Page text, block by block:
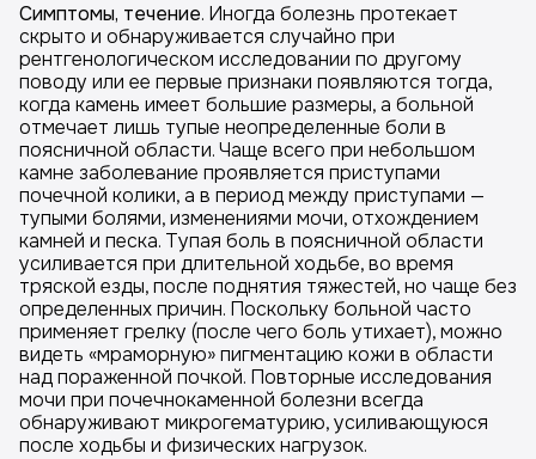
Симптомы, течение. Иногда болезнь протекает
скрыто и обнаруживается случайно при
рентгенологическом исследовании по другому
поводу или ее первые признаки появляются тогда,
когда камень имеет большие размеры, а больной
отмечает лишь тупые неопределенные боли в
поясничной области. Чаще всего при небольшом
камне заболевание проявляется приступами
почечной колики, а в период между приступами —
тупыми болями, изменениями мочи, отхождением
камней и песка. Тупая боль в поясничной области
усиливается при длительной ходьбе, во время
тряской езды, после поднятия тяжестей, но чаще без
определенных причин. Поскольку больной часто
применяет грелку (после чего боль утихает), можно
видеть «мраморную» пигментацию кожи в области
над пораженной почкой. Повторные исследования
мочи при почечнокаменной болезни всегда
обнаруживают микрогематурию, усиливающуюся
после ходьбы и физических нагрузок.